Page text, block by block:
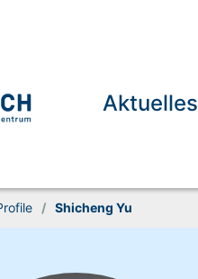
Aktuelles
/ Shicheng Yu